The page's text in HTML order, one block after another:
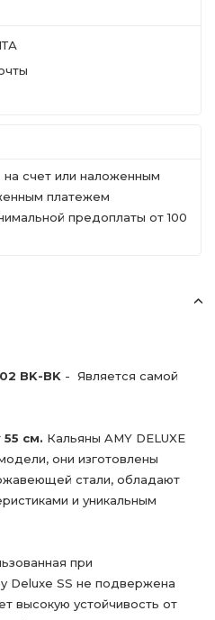
на счет или наложенным
платежем
предоплаты от 100
BK-BK - Является самой
55 см. Кальяны AMY DELUXE
они изготовлены
стали, обладают
и уникальным
при
Deluxe SS не подвержена
высокую устойчивость от